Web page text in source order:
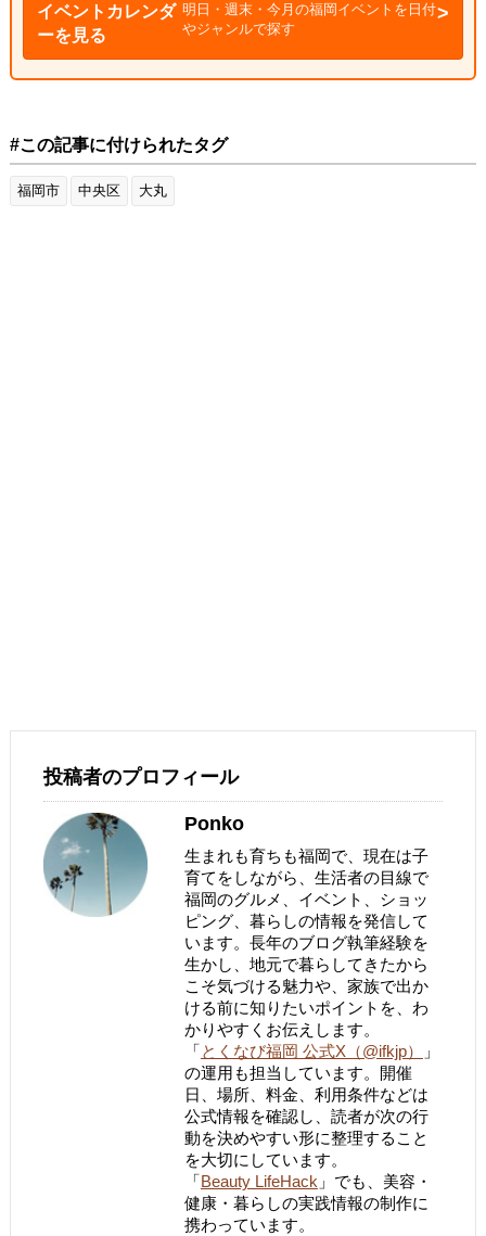
イベントカレンダ
ーを見る
明日・週末・今月の福岡イベントを日付
やジャンルで探す
#この記事に付けられたタグ
福岡市 中央区 大丸
投稿者のプロフィール
Ponko
生まれも育ちも福岡で、現在は子
育てをしながら、生活者の目線で
福岡のグルメ、イベント、ショッ
ピング、暮らしの情報を発信して
います。長年のブログ執筆経験を
生かし、地元で暮らしてきたから
こそ気づける魅力や、家族で出か
ける前に知りたいポイントを、わ
かりやすくお伝えします。
「とくなび福岡 公式X（@ifkjp）
」
の運用も担当しています。開催
日、場所、料金、利用条件などは
公式情報を確認し、読者が次の行
動を決めやすい形に整理すること
を大切にしています。
「Beauty LifeHack 」でも、美容・
健康・暮らしの実践情報の制作に
携わっています。